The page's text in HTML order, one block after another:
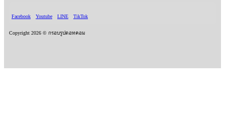
Facebook Youtube LINE TikTok
Copyright 2026 © กรอบรูปดอทคอม